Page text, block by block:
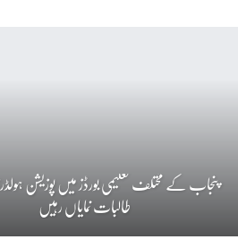
پنجاب کے مختلف تعلیمی بورڈز میں پوزیشن
طالبات نمایاں رہیں